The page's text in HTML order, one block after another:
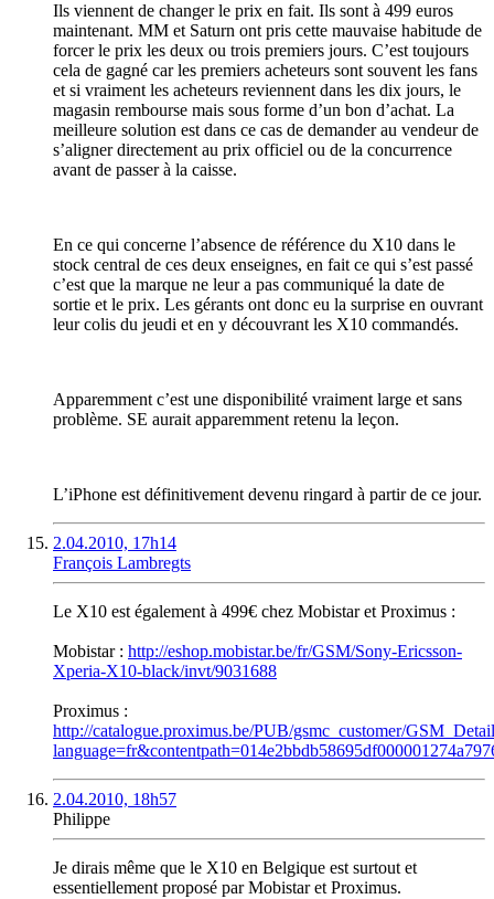
Ils viennent de changer le prix en fait. Ils sont à 499 euros
maintenant. MM et Saturn ont pris cette mauvaise habitude de
forcer le prix les deux ou trois premiers jours. C’est toujours
cela de gagné car les premiers acheteurs sont souvent les fans
et si vraiment les acheteurs reviennent dans les dix jours, le
magasin rembourse mais sous forme d’un bon d’achat. La
meilleure solution est dans ce cas de demander au vendeur de
s’aligner directement au prix officiel ou de la concurrence
avant de passer à la caisse.
En ce qui concerne l’absence de référence du X10 dans le
stock central de ces deux enseignes, en fait ce qui s’est passé
c’est que la marque ne leur a pas communiqué la date de
sortie et le prix. Les gérants ont donc eu la surprise en ouvrant
leur colis du jeudi et en y découvrant les X10 commandés.
Apparemment c’est une disponibilité vraiment large et sans
problème. SE aurait apparemment retenu la leçon.
L’iPhone est définitivement devenu ringard à partir de ce jour.
2.04.2010, 17h14
François Lambregts
Le X10 est également à 499€ chez Mobistar et Proximus :
Mobistar : http://eshop.mobistar.be/fr/GSM/Sony-Ericsson-
Xperia-X10-black/invt/9031688
Proximus :
http://catalogue.proximus.be/PUB/gsmc_customer/
2.04.2010, 18h57
Philippe
Je dirais même que le X10 en Belgique est surtout et
essentiellement proposé par Mobistar et Proximus.